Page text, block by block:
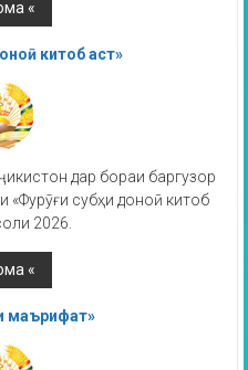
китоб аст»
дар бораи баргузор
«Фурӯғи субҳи доноӣ китоб
2026.
маърифат»